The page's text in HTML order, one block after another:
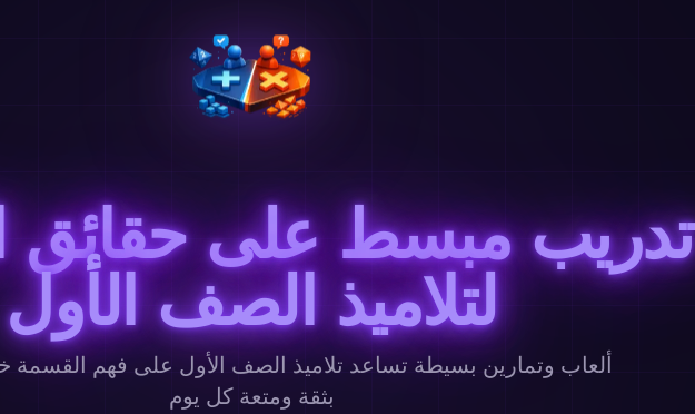
تدريب مبسط على حقائق
لتلاميذ الصف الأول
ألعاب وتمارين بسيطة تساعد تلاميذ الصف الأول على فهم
بثقة ومتعة كل يوم